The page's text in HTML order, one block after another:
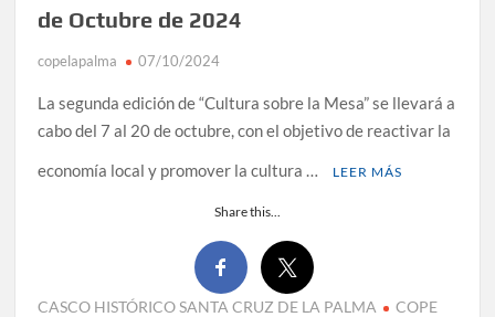
de Octubre de 2024
copelapalma 07/10/2024
La segunda edición de “Cultura sobre la Mesa” se llevará a
cabo del 7 al 20 de octubre, con el objetivo de reactivar la
economía local y promover la cultura …
LEER MÁS
Share this...
CASCO HISTÓRICO SANTA CRUZ DE LA PALMA
COPE